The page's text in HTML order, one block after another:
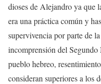
dioses de Alejandro ya que
era una práctica común y
supervivencia por parte de
incomprensión del
pueblo hebreo,
consideran superiores a los